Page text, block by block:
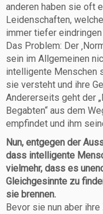
anderen haben sie oft
Leidenschaften,
immer tiefer eindringen
Das Problem: Der
sein im Allgemeinen
intelligente Menschen
sie versteht und ihre
Andererseits geht der
Begabten“ aus dem
empfindet und ihm
Nun, entgegen der
dass intelligente
vielmehr, dass es
Gleichgesinnte zu
sie brennen.
Bevor sie nun aber